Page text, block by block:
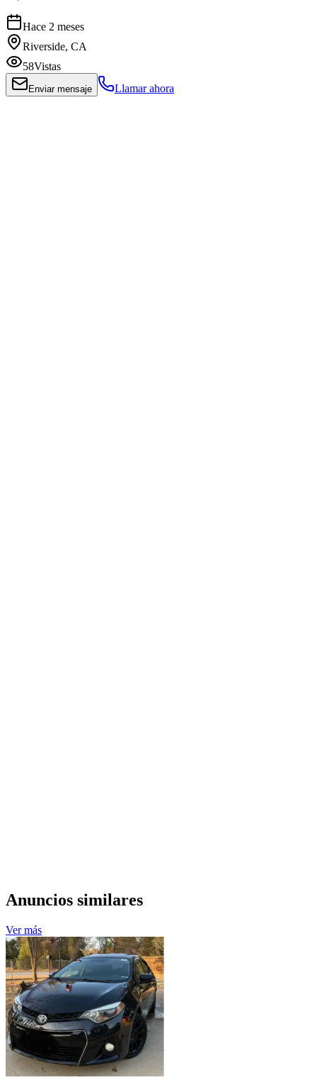
Hace 2 meses
Riverside, CA
58Vistas
Enviar mensaje Llamar ahora
Anuncios similares
Ver más